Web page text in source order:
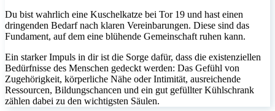
Du bist wahrlich eine Kuschelkatze bei Tor 19 und hast einen
dringenden Bedarf nach klaren Vereinbarungen. Diese sind das
Fundament, auf dem eine blühende Gemeinschaft ruhen kann.
Ein starker Impuls in dir ist die Sorge dafür, dass die existenziellen
Bedürfnisse des Menschen gedeckt werden: Das Gefühl von
Zugehörigkeit, körperliche Nähe oder Intimität, ausreichende
Ressourcen, Bildungschancen und ein gut gefüllter Kühlschrank
zählen dabei zu den wichtigsten Säulen.